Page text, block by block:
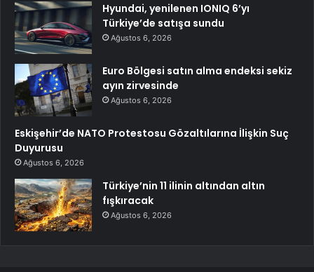
Hyundai, yenilenen IONIQ 6’yı
Türkiye’de satışa sundu
Ağustos 6, 2026
Euro Bölgesi satın alma endeksi sekiz
ayın zirvesinde
Ağustos 6, 2026
Eskişehir’de NATO Protestosu Gözaltılarına İlişkin Suç
Duyurusu
Ağustos 6, 2026
Türkiye’nin 11 ilinin altından altın
fışkıracak
Ağustos 6, 2026